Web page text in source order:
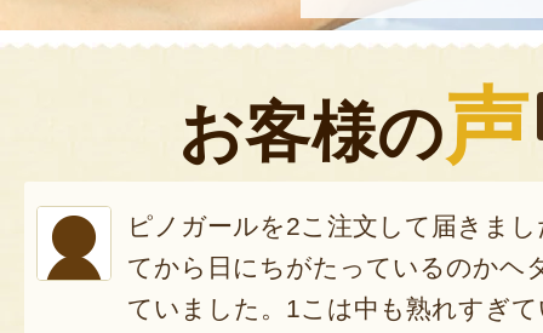
お客様の声
ピノガールを2こ注文して届きま
てから日にちがたっているのかヘ
ていました。1こは中も熟れすぎ